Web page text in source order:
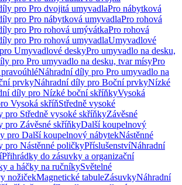
pro Pro dvojitá umyvadlaPro nábytková
pro Pro nábytková umyvadlaPro rohová
pro Pro rohová umývátkaPro rohová
pro Pro rohová umyvadlaUmyvadlové
Umyvadlové deskyPro umyvadlo na desku,
pro Pro umyvadlo na desku, tvar mísyPro
Náhradní díly pro Pro umyvadlo na
prvkyNáhradní díly pro Boční prvkyNízké
díly pro Nízké boční skříňkyVysoká
Vysoká skříňStředně vysoké
pro Středně vysoké skříňkyZávěsné
pro Závěsné skříňkyDalší koupelnový
pro Další koupelnový nábytekNástěnné
pro Nástěnné poličkyPříslušenstvíNáhradní
Přihrádky do zásuvky a organizační
a háčky na ručníkySvětelné
nožičekMagnetické tabuleZásuvkyNáhradní